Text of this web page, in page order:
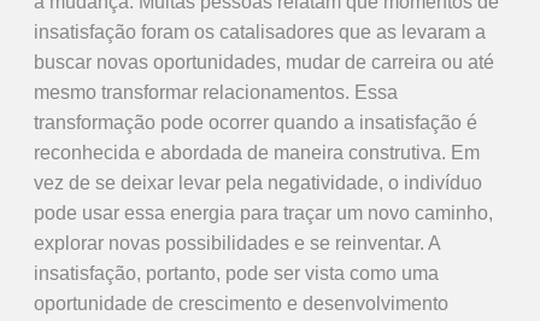
insatisfação foram os catalisadores que as levaram a
buscar novas oportunidades, mudar de carreira ou até
mesmo transformar relacionamentos. Essa
transformação pode ocorrer quando a insatisfação é
reconhecida e abordada de maneira construtiva. Em
vez de se deixar levar pela negatividade, o indivíduo
pode usar essa energia para traçar um novo caminho,
explorar novas possibilidades e se reinventar. A
insatisfação, portanto, pode ser vista como uma
oportunidade de crescimento e desenvolvimento